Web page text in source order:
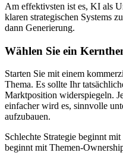
Am effektivsten ist es, KI als
klaren strategischen Systems
dann Generierung.
Wählen Sie ein
Starten Sie mit einem
Thema. Es sollte Ihr
Marktposition widerspiegeln.
einfacher wird es, sinnvolle
aufzubauen.
Schlechte Strategie beginnt
beginnt mit Themen-